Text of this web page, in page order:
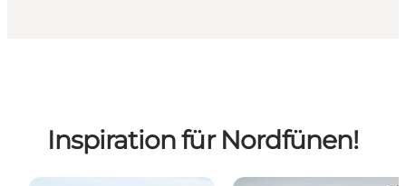
Inspiration für Nordfünen!